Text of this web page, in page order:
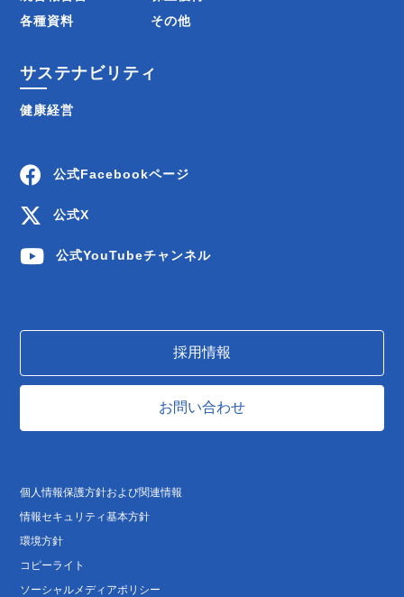
各種資料
その他
サステナビリティ
健康経営
公式Facebookページ
公式X
公式YouTubeチャンネル
採用情報
お問い合わせ
個人情報保護方針および関連情報
情報セキュリティ基本方針
環境方針
コピーライト
ソーシャルメディアポリシー